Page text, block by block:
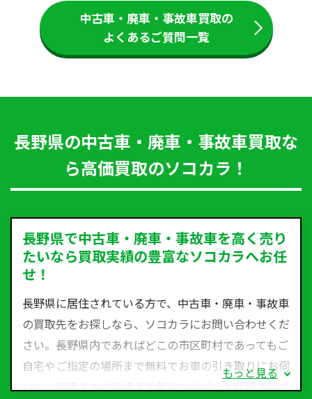
中古車・廃車・事故車買取の
よくあるご質問一覧
長野県の中古車・廃車・事故車買取な
ら高価買取のソコカラ！
長野県で中古車・廃車・事故車を高く売り
たいなら買取実績の豊富なソコカラへお任
せ！
長野県に居住されている方で、中古車・廃車・事故車
の買取先をお探しなら、ソコカラにお問い合わせくだ
さい。長野県内であればどこの市区町村であってもご
自宅やご指定の場所まで無料でお車の引き取りにお伺
いし、廃車までの手続きを無料でサポート代行させて
もっと見る